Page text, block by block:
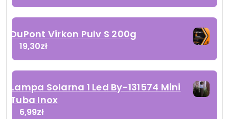
DuPont Virkon Pulv S 200g
19,30zł
Lampa Solarna 1 Led By-131574 Mini
Tuba Inox
6,99zł